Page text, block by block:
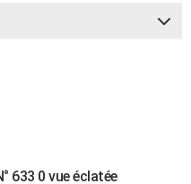
633 0 vue éclatée